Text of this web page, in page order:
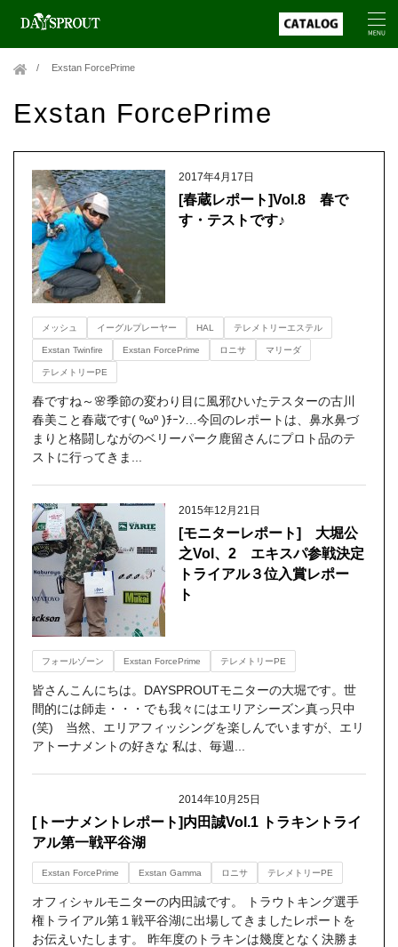
Exstan ForcePrime
Exstan ForcePrime
2017年4月17日
[春蔵レポート]Vol.8 春で
す・テストです♪
メッシュ イーグルプレーヤー HAL テレメトリーエステル
Exstan Twinfire Exstan ForcePrime ロニサ マリーダ
テレメトリーPE
春ですね～🌸季節の変わり目に風邪ひいたテスターの古川
春美こと春蔵です( ºωº )ﾁｰﾝ…今回のレポートは、鼻水鼻づ
まりと格闘しながのベリーパーク鹿留さんにプロト品のテ
ストに行ってきま...
2015年12月21日
[モニターレポート] 大堀公
之Vol、2 エキスパ参戦決定
トライアル３位入賞レポー
ト
フォールゾーン Exstan ForcePrime テレメトリーPE
皆さんこんにちは。DAYSPROUTモニターの大堀です。世
間的には師走・・・でも我々にはエリアシーズン真っ只中
(笑) 当然、エリアフィッシングを楽しんでいますが、エリ
アトーナメントの好きな 私は、毎週...
2014年10月25日
[トーナメントレポート]内田誠Vol.1 トラキントライ
アル第一戦平谷湖
Exstan ForcePrime Exstan Gamma ロニサ テレメトリーPE
オフィシャルモニターの内田誠です。 トラウトキング選手
権トライアル第１戦平谷湖に出場してきましたレポートを
お伝えいたします。 昨年度のトラキンは幾度となく決勝ま